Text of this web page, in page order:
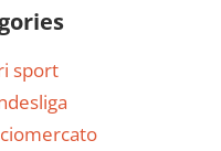
sport